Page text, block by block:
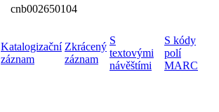
cnb002650104
Katalogizační
záznam
Zkrácený
záznam
S
textovými
návěštími
S kódy
polí
MARC